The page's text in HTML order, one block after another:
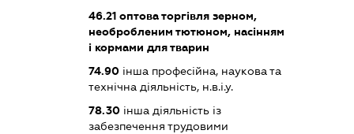
46.21 оптова торгівля зерном,
необробленим тютюном, насінням
і кормами для тварин
74.90 інша професійна, наукова та
технічна діяльність, н.в.і.у.
78.30 інша діяльність із
забезпечення трудовими